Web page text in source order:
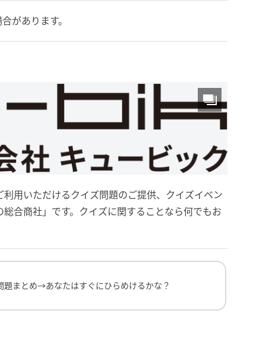
があります。
用いただけるクイズ問題のご提供、クイズイベン
合商社」です。クイズに関することなら何でもお
→あなたはすぐにひらめけるかな？
題まとめ→あなたはすぐにひらめけるかな？